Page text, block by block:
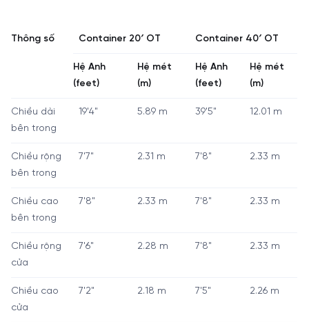
Thông số Container 20′ OT Container 40′ OT
Hệ Anh
(feet)
Hệ mét
(m)
Hệ Anh
(feet)
Hệ mét
(m)
Chiều dài
bên trong
19'4" 5.89 m 39'5" 12.01 m
Chiều rộng
bên trong
7'7" 2.31 m 7'8" 2.33 m
Chiều cao
bên trong
7'8" 2.33 m 7'8" 2.33 m
Chiều rộng
cửa
7'6" 2.28 m 7'8" 2.33 m
Chiều cao
cửa
7'2" 2.18 m 7'5" 2.26 m